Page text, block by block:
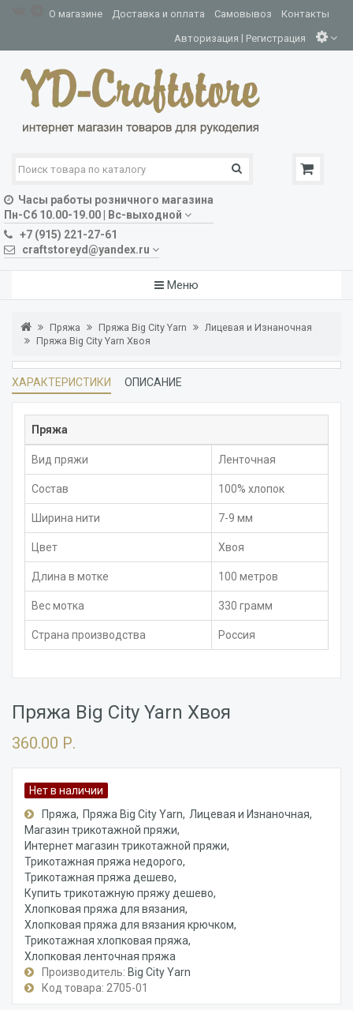
О магазине Доставка и оплата Самовывоз Контакты
Авторизация | Регистрация
Часы работы розничного магазина
Пн-Сб 10.00-19.00 | Вс-выходной
+7 (915) 221-27-61
craftstoreyd@yandex.ru
Меню
Пряжа Пряжа Big City Yarn
Лицевая и Изнаночная
Пряжа Big City Yarn Хвоя
ХАРАКТЕРИСТИКИ ОПИСАНИЕ
Пряжа
Вид пряжи Ленточная
Состав 100% хлопок
Ширина нити 7-9 мм
Цвет Хвоя
Длина в мотке 100 метров
Вес мотка 330 грамм
Страна производства Россия
Пряжа Big City Yarn Хвоя
360.00 Р.
Нет в наличии
Пряжа
Пряжа Big City Yarn
Лицевая и Изнаночная
Магазин трикотажной пряжи
Интернет магазин трикотажной пряжи
Трикотажная пряжа недорого
Трикотажная пряжа дешево
Купить трикотажную пряжу дешево
Хлопковая пряжа для вязания
Хлопковая пряжа для вязания крючком
Трикотажная хлопковая пряжа
Хлопковая ленточная пряжа
Производитель: Big City Yarn
Код товара: 2705-01